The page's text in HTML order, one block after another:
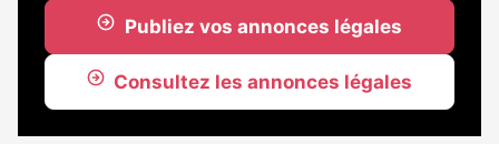
Publiez vos annonces légales
Consultez les annonces légales